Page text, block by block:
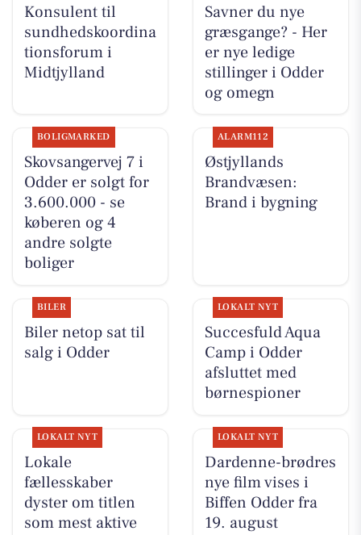
Konsulent til
sundhedskoordina
tionsforum i
Midtjylland
Savner du nye
græsgange? - Her
er nye ledige
stillinger i Odder
og omegn
BOLIGMARKED
Skovsangervej 7 i
Odder er solgt for
3.600.000 - se
køberen og 4
andre solgte
boliger
ALARM112
Østjyllands
Brandvæsen:
Brand i bygning
BILER
Biler netop sat til
salg i Odder
LOKALT NYT
Succesfuld Aqua
Camp i Odder
afsluttet med
børnespioner
LOKALT NYT
Lokale
fællesskaber
dyster om titlen
som mest aktive
LOKALT NYT
Dardenne-brødres
nye film vises i
Biffen Odder fra
19. august